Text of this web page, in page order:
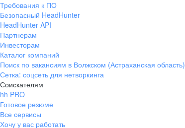
Требования к ПО
Безопасный HeadHunter
HeadHunter API
Партнерам
Инвесторам
Каталог компаний
Поиск по вакансиям в Волжском (Астраханская область)
Сетка: соцсеть для нетворкинга
Соискателям
hh PRO
Готовое резюме
Все сервисы
Хочу у вас работать